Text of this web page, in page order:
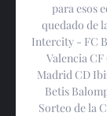
para esos
quedado de
Intercity - FC
Valencia
Madrid CD
Betis
Sorteo de la